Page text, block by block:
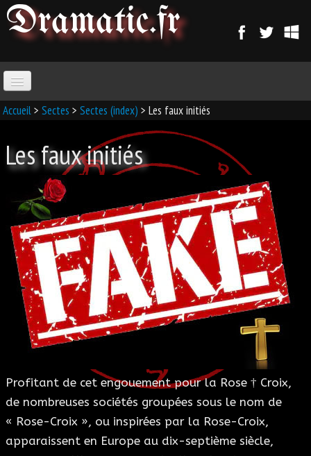
Dramatic.fr
ACCUEIL
PARANORMAL
MAGIE
SORCELLERIE
MAGIE D'AMOUR
MAGIE ARABE
ESOTÉRISME
BLOG
A PROPOS
Accueil> Sectes > Sectes (index) > Les faux initiés
Les faux initiés
Profitant de cet engouement pour la Rose † Croix,
de nombreuses sociétés groupées sous le nom de
« Rose-Croix », ou inspirées par la Rose-Croix,
apparaissent en Europe au dix-septième siècle,